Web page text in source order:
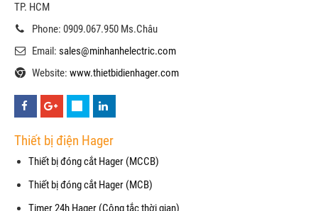
TP. HCM
Phone: 0909.067.950 Ms.Châu
Email: sales@minhanhelectric.com
Website: www.thietbidienhager.com
Thiết bị điện Hager
Thiết bị đóng cắt Hager (MCCB)
Thiết bị đóng cắt Hager (MCB)